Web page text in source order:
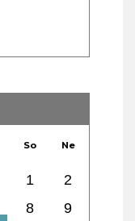
So Ne
1
2
8
9